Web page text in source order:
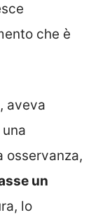
che è
aveva
osservanza,
un
lo